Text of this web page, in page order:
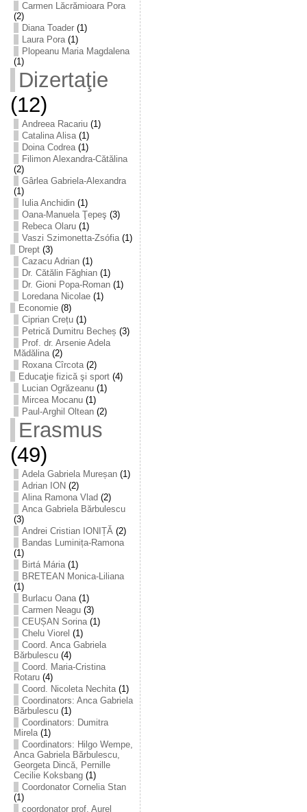
Carmen Lăcrămioara Pora
(2)
Diana Toader(1)
Laura Pora(1)
Plopeanu Maria Magdalena
(1)
Dizertaţie
(12)
Andreea Racariu(1)
Catalina Alisa(1)
Doina Codrea(1)
Filimon Alexandra-Cătălina
(2)
Gârlea Gabriela-Alexandra
(1)
Iulia Anchidin(1)
Oana-Manuela Ţepeş (3)
Rebeca Olaru(1)
Vaszi Szimonetta-Zsófia(1)
Drept(3)
Cazacu Adrian(1)
Dr. Cătălin Făghian(1)
Dr. Gioni Popa-Roman(1)
Loredana Nicolae(1)
Economie(8)
Ciprian Crețu(1)
Petrică Dumitru Becheș (3)
Prof. dr. Arsenie Adela
Mădălina(2)
Roxana Cîrcota(2)
Educaţie fizică şi sport(4)
Lucian Ogrăzeanu(1)
Mircea Mocanu(1)
Paul-Arghil Oltean(2)
Erasmus
(49)
Adela Gabriela Mureșan(1)
Adrian ION (2)
Alina Ramona Vlad (2)
Anca Gabriela Bărbulescu
(3)
Andrei Cristian IONIȚĂ(2)
Bandas Luminița-Ramona
(1)
Birtá Mária(1)
BRETEAN Monica-Liliana
(1)
Burlacu Oana(1)
Carmen Neagu(3)
CEUȘAN Sorina(1)
Chelu Viorel (1)
Coord. Anca Gabriela
Bărbulescu(4)
Coord. Maria-Cristina
Rotaru(4)
Coord. Nicoleta Nechita(1)
Coordinators: Anca Gabriela
Bărbulescu(1)
Coordinators: Dumitra
Mirela(1)
Coordinators: Hilgo Wempe,
Anca Gabriela Bărbulescu,
Georgeta Dincă, Pernille
Cecilie Koksbang(1)
Coordonator Cornelia Stan
(1)
coordonator prof. Aurel